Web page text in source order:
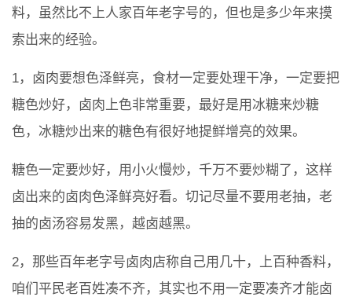
料，虽然比不上人家百年老字号的，但也是多少年来摸
索出来的经验。
1，卤肉要想色泽鲜亮，食材一定要处理干净，一定要把
糖色炒好，卤肉上色非常重要，最好是用冰糖来炒糖
色，冰糖炒出来的糖色有很好地提鲜增亮的效果。
糖色一定要炒好，用小火慢炒，千万不要炒糊了，这样
卤出来的卤肉色泽鲜亮好看。切记尽量不要用老抽，老
抽的卤汤容易发黑，越卤越黑。
2，那些百年老字号卤肉店称自己用几十，上百种香料，
咱们平民老百姓凑不齐，其实也不用一定要凑齐才能卤